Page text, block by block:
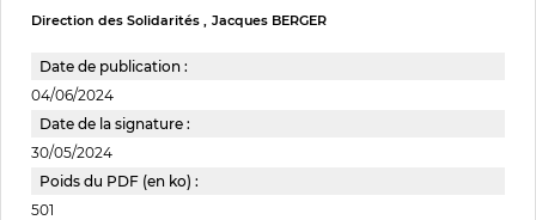
Direction des Solidarités Jacques BERGER
Date de publication :
04/06/2024
Date de la signature :
30/05/2024
Poids du PDF (en ko) :
501